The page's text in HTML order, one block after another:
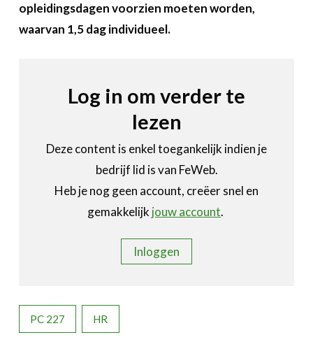
opleidingsdagen voorzien moeten worden,
waarvan 1,5 dag individueel.
Log in om verder te
lezen
Deze content is enkel toegankelijk indien je
bedrijf lid is van FeWeb.
Heb je nog geen account, creëer snel en
gemakkelijk jouw account.
Inloggen
PC 227 HR